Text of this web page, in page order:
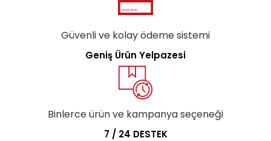
Güvenli ve kolay ödeme sistemi
Geniş Ürün Yelpazesi
Binlerce ürün ve kampanya seçeneği
7 / 24 DESTEK